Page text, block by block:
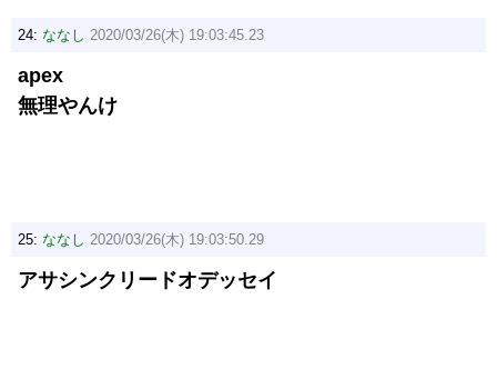
24: ななし 2020/03/26(木) 19:03:45.23
apex
無理やんけ
25: ななし 2020/03/26(木) 19:03:50.29
アサシンクリードオデッセイ